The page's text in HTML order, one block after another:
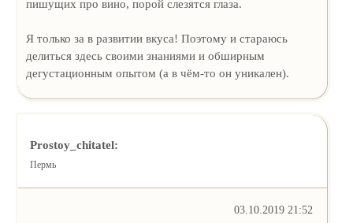
пишущих про вино, порой слезятся глаза.
Я только за в развитии вкуса! Поэтому и стараюсь
делиться здесь своими знаниями и обширным
дегустационным опытом (а в чём-то он уникален).
Prostoy_chitatel:
Пермь
03.10.2019 21:52